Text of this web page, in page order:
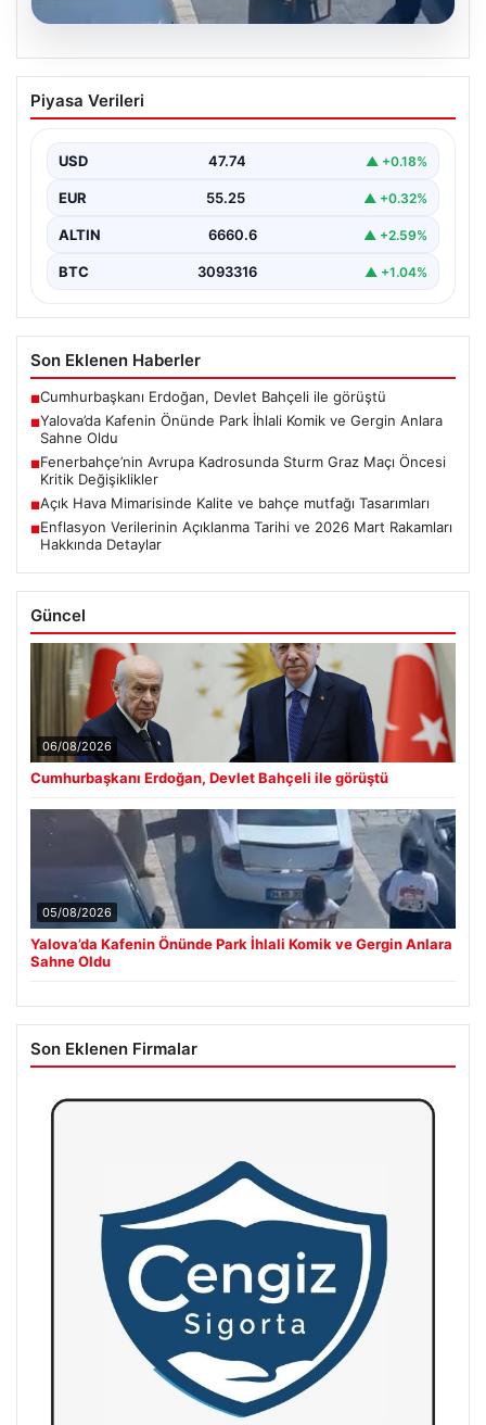
05.08.2026
Yalova’da Kafenin Önünde Park İhlali
Komik ve Gergin Anlara Sahne Oldu
Mahallesi Ufuk Sokak'ta bulunan bir kafede çalışan…
Piyasa Verileri
USD 47.74 ▲ +0.18%
EUR 55.25 ▲ +0.32%
ALTIN 6660.6 ▲ +2.59%
BTC 3093316 ▲ +1.04%
Son Eklenen Haberler
■Cumhurbaşkanı Erdoğan, Devlet Bahçeli ile görüştü
■Yalova’da Kafenin Önünde Park İhlali Komik ve Gergin Anlara
Sahne Oldu
■Fenerbahçe’nin Avrupa Kadrosunda Sturm Graz Maçı Öncesi
Kritik Değişiklikler
■Açık Hava Mimarisinde Kalite ve bahçe mutfağı Tasarımları
■Enflasyon Verilerinin Açıklanma Tarihi ve 2026 Mart Rakamları
Hakkında Detaylar
Güncel
06/08/2026
Cumhurbaşkanı Erdoğan, Devlet Bahçeli ile görüştü
05/08/2026
Yalova’da Kafenin Önünde Park İhlali Komik ve Gergin Anlara
Sahne Oldu
Son Eklenen Firmalar